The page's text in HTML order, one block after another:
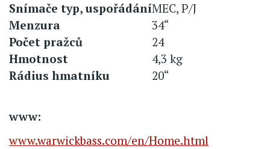
Snímače typ, uspořádáníMEC, P/J
Menzura
34“
Počet pražců
24
Hmotnost
4,3 kg
Rádius hmatníku
20“
www:
www.warwickbass.com/en/Home.html